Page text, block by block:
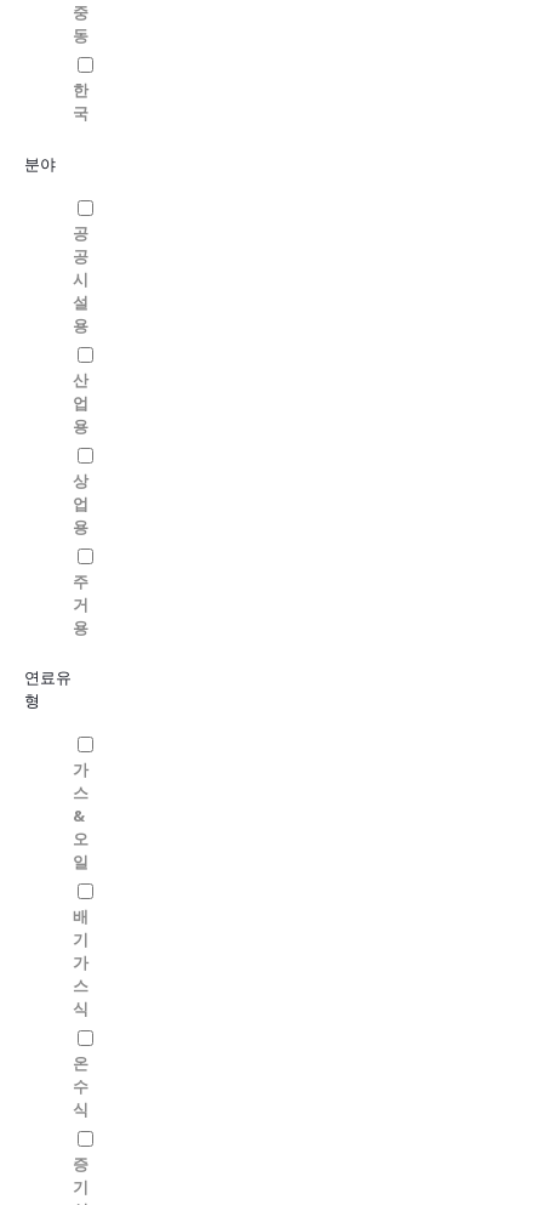
중
동
한
국
분야
공
공
시
설
용
산
업
용
상
업
용
주
거
용
연료유
형
가
스
&
오
일
배
기
가
스
식
온
수
식
증
기